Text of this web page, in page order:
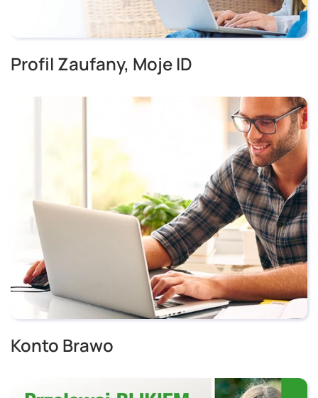
Profil Zaufany, Moje ID
Konto Brawo